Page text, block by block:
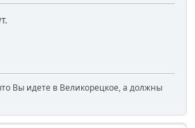
Вы идете в Великорецкое, а должны